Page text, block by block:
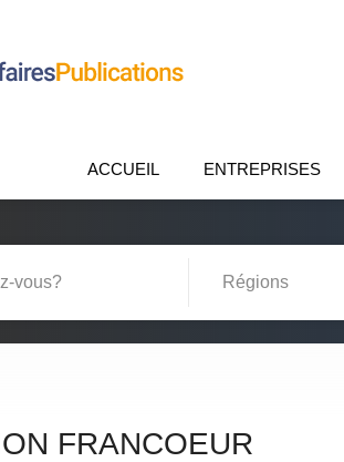
ACCUEIL ENTREPRISES
FRANCOEUR